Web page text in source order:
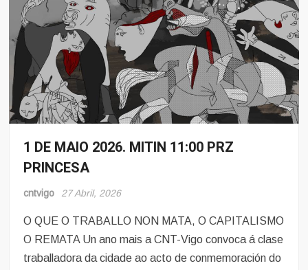
Eventos
Noticias
1 DE MAIO 2026. MITIN 11:00 PRZ
PRINCESA
cntvigo 27 Abril, 2026
O QUE O TRABALLO NON MATA, O CAPITALISMO
O REMATA Un ano mais a CNT-Vigo convoca á clase
traballadora da cidade ao acto de conmemoración do